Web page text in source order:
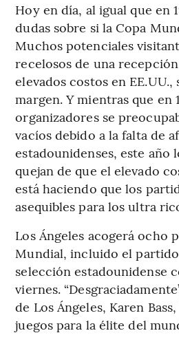
Hoy en día, al igual que en
dudas sobre si la Copa
Muchos potenciales
recelosos de una
elevados costos en
margen. Y mientras que en
organizadores se
vacíos debido a la falta de
estadounidenses, este año
quejan de que el elevado
está haciendo que los
asequibles para los ultra
Los Ángeles acogerá ocho
Mundial, incluido el
selección estadounidense
viernes.
de Los Ángeles, Karen
juegos para la élite del